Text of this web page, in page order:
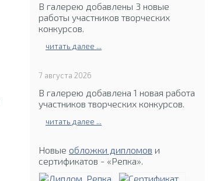
В галерею добавлены 3 новые
работы участников творческих
конкурсов.
читать далее ...
7 августа 2026
В галерею добавлена 1 новая работа
участников творческих конкурсов.
читать далее ...
Новые обложки дипломов и
сертификатов - «Репка».